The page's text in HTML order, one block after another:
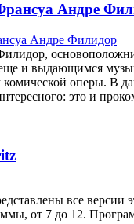
Андре
и выдающимся
комической оперы. В
это и
все версии
от 7 до 12.